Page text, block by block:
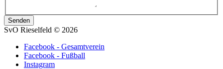
Senden
SvO Rieselfeld © 2026
Facebook - Gesamtverein
Facebook - Fußball
Instagram